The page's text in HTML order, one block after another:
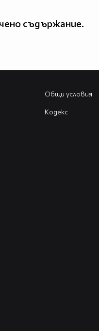
съдържание.
Общи условия
Кодекс